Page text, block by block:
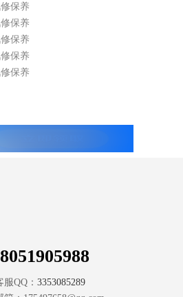
保养
保养
保养
保养
保养
服QQ： 3353085289